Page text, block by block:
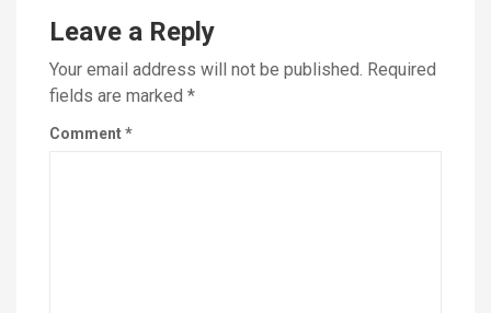
Leave a Reply
Your email address will not be published. Required
fields are marked *
Comment*